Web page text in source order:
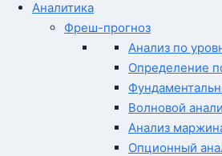
Аналитика
Фреш-прогноз
Анализ по
Определение
Волновой
Анализ
Опционный